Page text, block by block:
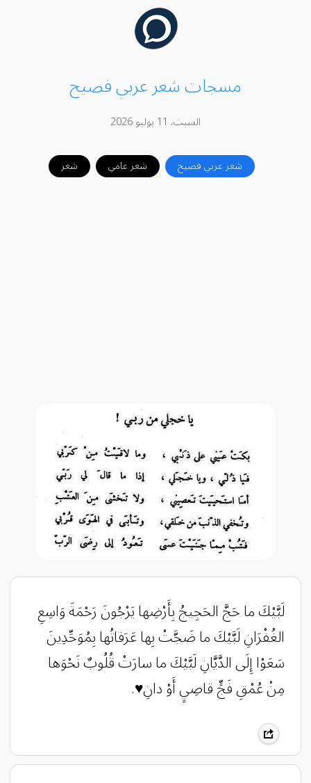
مسجات شعر عربي فصيح
السبت، 11 يوليو 2026
شعر عربي فصيح شعر عامي شعر
لَبَّيْكَ ما حَجَّ الحَجِيجُ بِأَرْضِها يَرْجُونَ رَحْمَةَ وَاسِعِ
الغُفْرَانِ لَبَّيْكَ ما ضَجَّتْ بِها عَرَفاتُها بِمُوَحِّدِينَ
سَعَوْا إِلَى الدَّيَّانِ لَبَّيْكَ ما سارَتْ قُلُوبٌ نَحْوَها
مِنْ عُمْقِ فَجٍّ قاصِيٍ أَوْ دانِ♥️.